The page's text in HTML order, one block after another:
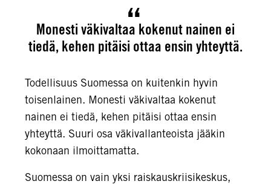
Monesti väkivaltaa kokenut nainen ei
tiedä, kehen pitäisi ottaa ensin yhteyttä.
Todellisuus Suomessa on kuitenkin hyvin
toisenlainen. Monesti väkivaltaa kokenut
nainen ei tiedä, kehen pitäisi ottaa ensin
yhteyttä. Suuri osa väkivallanteoista jääkin
kokonaan ilmoittamatta.
Suomessa on vain yksi raiskauskriisikeskus,